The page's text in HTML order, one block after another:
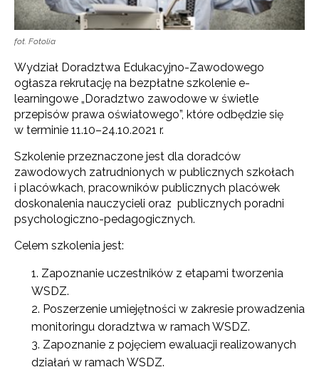
fot. Fotolia
Wydział Doradztwa Edukacyjno-Zawodowego
ogłasza rekrutację na bezpłatne szkolenie e-
learningowe „Doradztwo zawodowe w świetle
przepisów prawa oświatowego”, które odbędzie się
w terminie 11.10–24.10.2021 r.
Szkolenie przeznaczone jest dla doradców
zawodowych zatrudnionych w publicznych szkołach
i placówkach, pracowników publicznych placówek
doskonalenia nauczycieli oraz publicznych poradni
psychologiczno-pedagogicznych.
Celem szkolenia jest:
Zapoznanie uczestników z etapami tworzenia
WSDZ.
Poszerzenie umiejętności w zakresie prowadzenia
monitoringu doradztwa w ramach WSDZ.
Zapoznanie z pojęciem ewaluacji realizowanych
działań w ramach WSDZ.